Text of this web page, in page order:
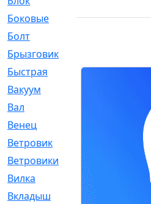
Боковые
[4]
Болт
Брызговик
Быстрая
[2]
Вакуум
Вал
Венец
Ветровик
Ветровики
Вилка
Вкладыш